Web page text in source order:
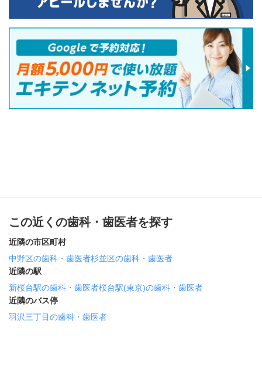
この近くの歯科・歯医者を探す
近隣の市区町村
中野区の歯科・歯医者杉並区の歯科・歯医者
近隣の駅
新桜台駅の歯科・歯医者桜台駅(東京)の歯科・歯医者
近隣のバス停
羽沢三丁目の歯科・歯医者